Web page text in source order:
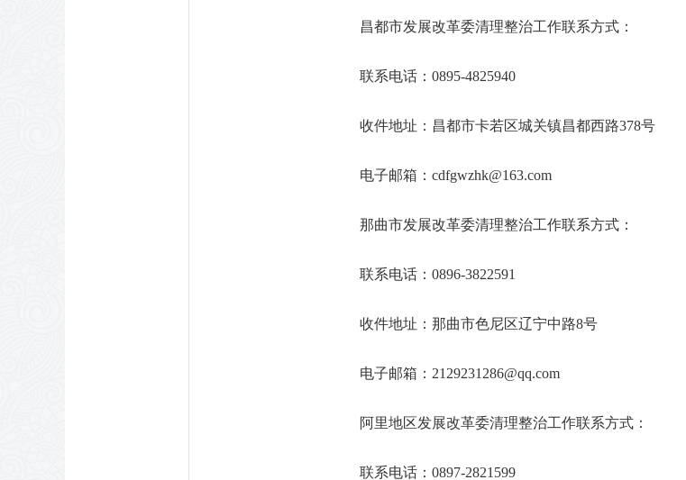
昌都市发展改革委清理整治工作联系方式：
联系电话：0895-4825940
收件地址：昌都市卡若区城关镇昌都西路378号
电子邮箱：cdfgwzhk@163.com
那曲市发展改革委清理整治工作联系方式：
联系电话：0896-3822591
收件地址：那曲市色尼区辽宁中路8号
电子邮箱：2129231286@qq.com
阿里地区发展改革委清理整治工作联系方式：
联系电话：0897-2821599